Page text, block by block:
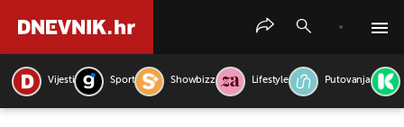
Vijesti Sport Showbizz Lifestyle Putovanja
PRETRAŽITE VIJESTI